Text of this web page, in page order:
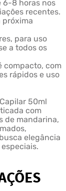
6-8 horas nos
recentes.
próxima
para uso
a todos os
compacto, com
rápidos e uso
50ml
com
de mandarina,
elegância